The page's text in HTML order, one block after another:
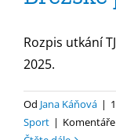
Rozpis utkání
2025.
Od Jana Káňová |
Sport |